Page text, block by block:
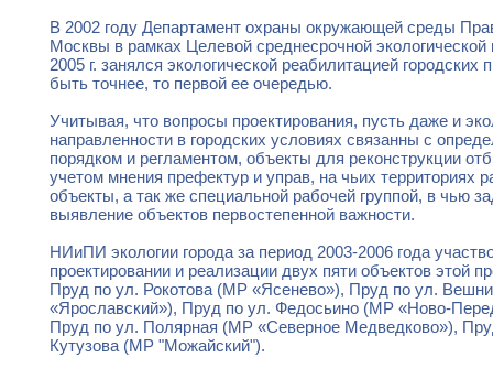
В 2002 году Департамент охраны окружающей среды
Москвы в рамках Целевой среднесрочной
2005 г. занялся экологической реабилитацией городских
быть точнее, то первой ее очередью.
Учитывая, что вопросы проектирования, пусть даже и
направленности в городских условиях связанны с
порядком и регламентом, объекты для реконструкции
учетом мнения префектур и управ, на чьих территориях
объекты, а так же специальной рабочей группой, в чью
выявление объектов первостепенной важности.
НИиПИ экологии города за период 2003-2006 года
проектировании и реализации двух пяти объектов этой
Пруд по ул. Рокотова (МР «Ясенево»), Пруд по ул.
«Ярославский»), Пруд по ул. Федосьино (МР «Ново-
Пруд по ул. Полярная (МР «Северное Медведково»),
Кутузова (МР "Можайский").